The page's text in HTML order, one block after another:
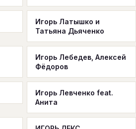
Игорь Латышко и
Татьяна Дьяченко
Игорь Лебедев, Алексей
Фёдоров
Игорь Левченко feat.
Анита